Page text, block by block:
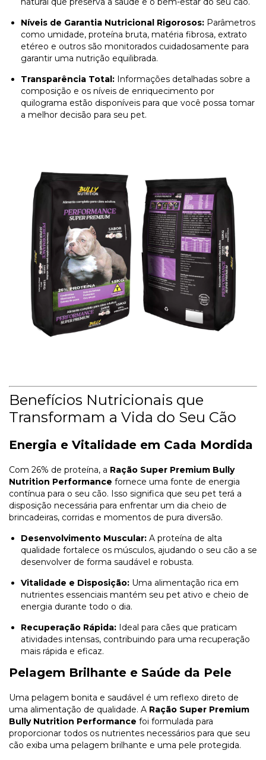
Níveis de Garantia Nutricional Rigorosos: Parâmetros
como umidade, proteína bruta, matéria fibrosa, extrato
etéreo e outros são monitorados cuidadosamente para
garantir uma nutrição equilibrada.
Transparência Total: Informações detalhadas sobre a
composição e os níveis de enriquecimento por
quilograma estão disponíveis para que você possa tomar
a melhor decisão para seu pet.
Benefícios Nutricionais que
Transformam a Vida do Seu Cão
Energia e Vitalidade em Cada Mordida
Com 26% de proteína, a Ração Super Premium Bully
Nutrition Performance fornece uma fonte de energia
contínua para o seu cão. Isso significa que seu pet terá a
disposição necessária para enfrentar um dia cheio de
brincadeiras, corridas e momentos de pura diversão.
Desenvolvimento Muscular: A proteína de alta
qualidade fortalece os músculos, ajudando o seu cão a se
desenvolver de forma saudável e robusta.
Vitalidade e Disposição: Uma alimentação rica em
nutrientes essenciais mantém seu pet ativo e cheio de
energia durante todo o dia.
Recuperação Rápida: Ideal para cães que praticam
atividades intensas, contribuindo para uma recuperação
mais rápida e eficaz.
Pelagem Brilhante e Saúde da Pele
Uma pelagem bonita e saudável é um reflexo direto de
uma alimentação de qualidade. A Ração Super Premium
Bully Nutrition Performance foi formulada para
proporcionar todos os nutrientes necessários para que seu
cão exiba uma pelagem brilhante e uma pele protegida.